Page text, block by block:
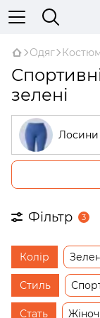
Одяг
зелені
Лосини
Піжами
Фільтр 3
Колір
Стиль
Стать